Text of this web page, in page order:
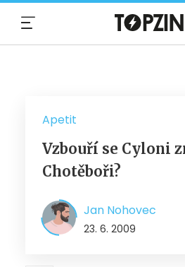
Apetit
Vzbouří se Cyloni
Chotěboři?
Jan Nohovec
23. 6. 2009